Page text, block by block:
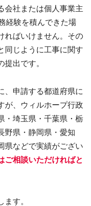
会社または個人事業主
経験を積んできた場
ればいけません。その
同じように工事に関す
提出です。
、申請する都道府県に
が、ウィルホープ行政
・埼玉県・千葉県・栃
野県・静岡県・愛知
県などで実績がござい
ご相談いただければと
す。